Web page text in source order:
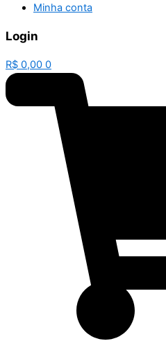
Minha conta
Login
R$ 0,00 0